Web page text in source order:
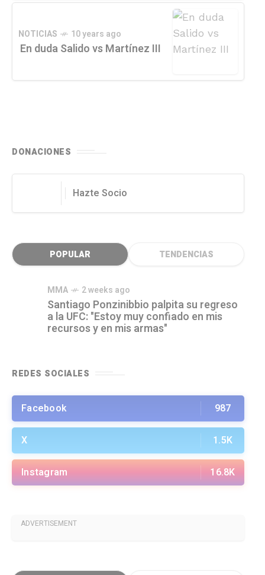
NOTICIAS 10 years ago
En duda Salido vs Martínez III
DONACIONES
Hazte Socio
POPULAR TENDENCIAS
MMA 2 weeks ago
Santiago Ponzinibbio palpita su regreso
a la UFC: "Estoy muy confiado en mis
recursos y en mis armas"
REDES SOCIALES
Facebook 987
X 1.5K
Instagram 16.8K
ADVERTISEMENT